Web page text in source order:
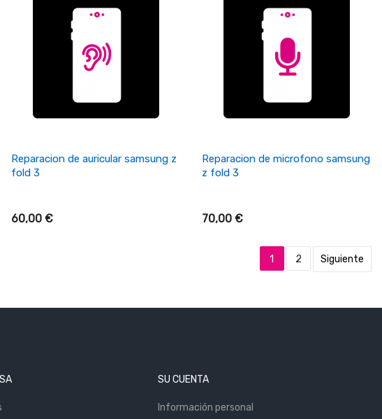
+ Añadir Al Carrito
Reparacion de auricular samsung z
fold 3
60,00 €
+ Añadir Al Carrito
Reparacion de microfono samsung
z fold 3
70,00 €
1 2 Siguiente
SU CUENTA
Información personal